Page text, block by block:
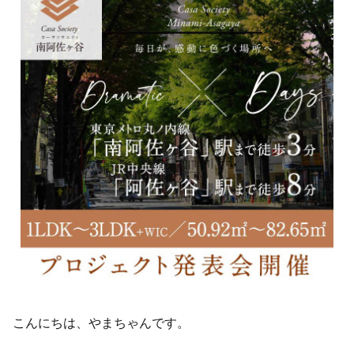
こんにちは、やまちゃんです。